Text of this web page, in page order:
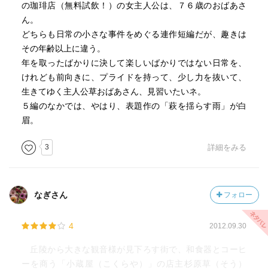
の珈琲店（無料試飲！）の女主人公は、７６歳のおばあさ
ん。
どちらも日常の小さな事件をめぐる連作短編だが、趣きは
その年齢以上に違う。
年を取ったばかりに決して楽しいばかりではない日常を、
けれども前向きに、プライドを持って、少し力を抜いて、
生きてゆく主人公草おばあさん、見習いたいネ。
５編のなかでは、やはり、表題作の「萩を揺らす雨」が白
眉。
3 詳細をみる
なぎさん フォロー
4 2012.09.30
丘陵から大きな観音様が見下ろす街で、和食器とコーヒ
ーを商う「小蔵屋（こくらや）」の店主杉原草（そう）